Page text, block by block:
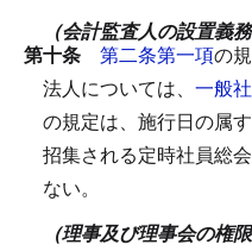
（会計監査人の設置義
第十条 第二条第一項の
法人については、 一般
の規定は、施行日の属
招集される定時社員総
ない。
（理事及び理事会の権